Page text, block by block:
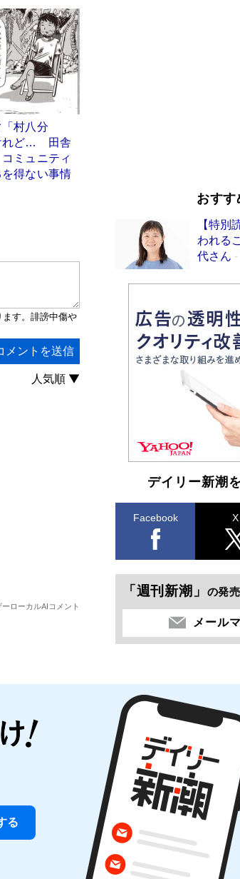
村八分
れど… 田舎
ミュニティ
得ない事情
転 上司の“意外な一言
皇室はなぜ世界から
皇陛下はお元気でおら
一声になる理由
Book
おすす
【特別
われる
代さん
デイリー新潮
Facebook X
「週刊新潮」 の発
メール